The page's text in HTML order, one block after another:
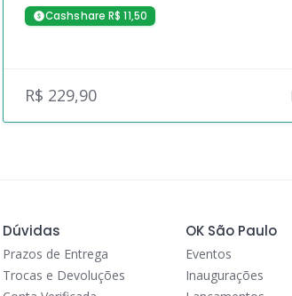
Cashshare R$ 11,50
R$ 229,90
Dúvidas
Prazos de Entrega
Trocas e Devoluções
OK São Paulo
Eventos
Inaugurações